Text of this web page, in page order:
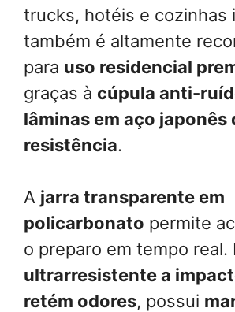
trucks, hotéis e cozinhas
também é altamente
para uso residencial
graças à cúpula anti-
lâminas em aço japonês
resistência.
A jarra transparente em
policarbonato permite
o preparo em tempo real.
ultrarresistente a
retém odores, possui